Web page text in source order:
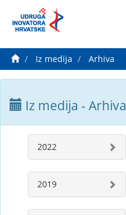
Iz medija Arhiva
Iz medija - Arhiva
2022
2019